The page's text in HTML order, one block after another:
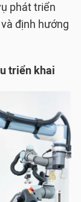
phát triển
định hướng
triển khai